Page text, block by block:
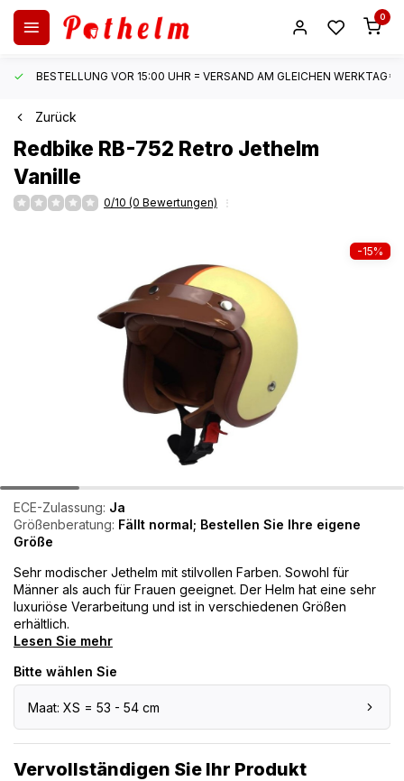
0
BESTELLUNG VOR 15:00 UHR = VERSAND AM GLEICHEN WERKTAG*
Zurück
Redbike RB-752 Retro Jethelm
Vanille
0/10 (0 Bewertungen)
-15%
ECE-Zulassung: Ja
Größenberatung: Fällt normal; Bestellen Sie Ihre eigene
Größe
Sehr modischer Jethelm mit stilvollen Farben. Sowohl für
Männer als auch für Frauen geeignet. Der Helm hat eine sehr
luxuriöse Verarbeitung und ist in verschiedenen Größen
erhältlich.
Lesen Sie mehr
Bitte wählen Sie
Maat: XS = 53 - 54 cm
Vervollständigen Sie Ihr Produkt